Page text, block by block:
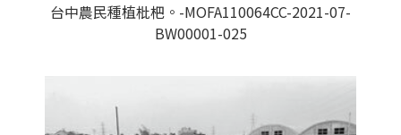
台中農民種植枇杷。-MOFA110064CC-2021-07-
BW00001-025